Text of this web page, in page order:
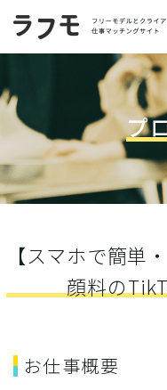
プ
【スマホで簡単
顔料の
お仕事概要